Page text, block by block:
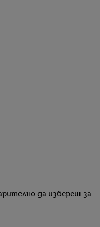
да избереш за